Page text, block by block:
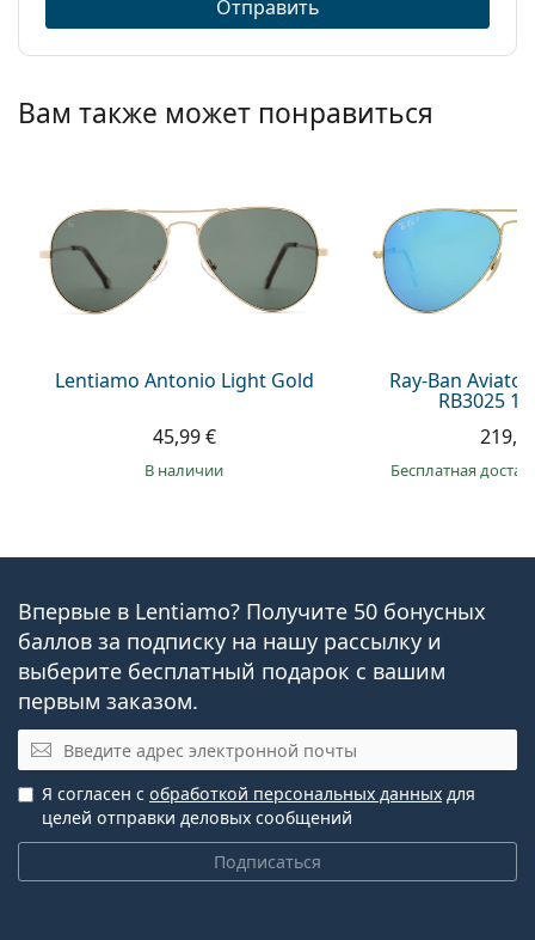
Отправить
Вам также может понравиться
Lentiamo Antonio Light Gold
45,99 €
в наличии
Ray-Ban
RB3025
Бесплатная
Впервые в Lentiamo? Получите 50 бонусных
баллов за подписку на нашу рассылку и
выберите бесплатный подарок с вашим
первым заказом.
Электронная почта
Подписаться
Я согласен с обработкой персональных данных для
целей отправки деловых сообщений